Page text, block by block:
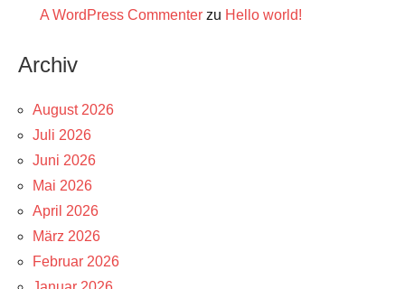
A WordPress Commenter zu Hello world!
Archiv
August 2026
Juli 2026
Juni 2026
Mai 2026
April 2026
März 2026
Februar 2026